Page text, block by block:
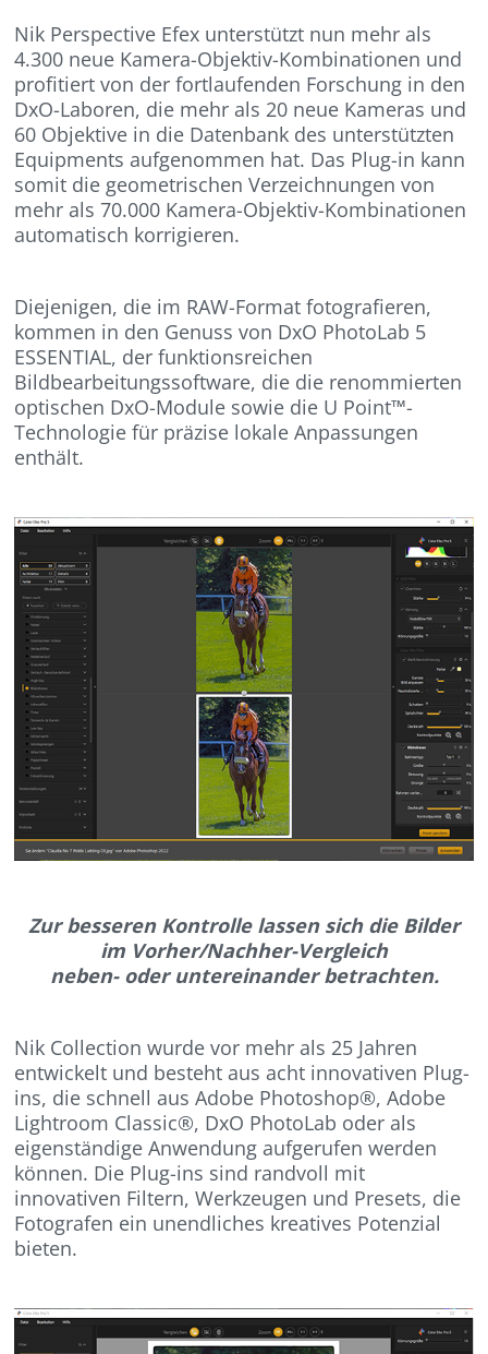
Nik Perspective Efex unterstützt nun mehr als
4.300 neue Kamera-Objektiv-Kombinationen und
profitiert von der fortlaufenden Forschung in den
DxO-Laboren, die mehr als 20 neue Kameras und
60 Objektive in die Datenbank des unterstützten
Equipments aufgenommen hat. Das Plug-in kann
somit die geometrischen Verzeichnungen von
mehr als 70.000 Kamera-Objektiv-Kombinationen
automatisch korrigieren.
Diejenigen, die im RAW-Format fotografieren,
kommen in den Genuss von DxO PhotoLab 5
ESSENTIAL, der funktionsreichen
Bildbearbeitungssoftware, die die renommierten
optischen DxO-Module sowie die U Point™-
Technologie für präzise lokale Anpassungen
enthält.
Zur besseren Kontrolle lassen sich die Bilder
im Vorher/Nachher-Vergleich
neben- oder untereinander betrachten.
Nik Collection wurde vor mehr als 25 Jahren
entwickelt und besteht aus acht innovativen Plug-
ins, die schnell aus Adobe Photoshop®, Adobe
Lightroom Classic®, DxO PhotoLab oder als
eigenständige Anwendung aufgerufen werden
können. Die Plug-ins sind randvoll mit
innovativen Filtern, Werkzeugen und Presets, die
Fotografen ein unendliches kreatives Potenzial
bieten.